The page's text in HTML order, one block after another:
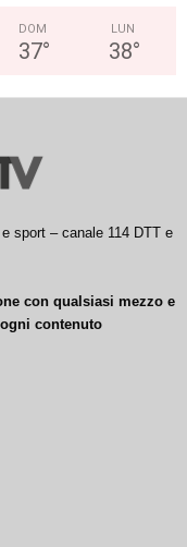
DOM
37°
LUN
38°
sport – canale 114 DTT e
con qualsiasi mezzo e
contenuto